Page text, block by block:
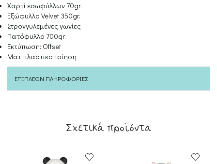
Χαρτί εσωφύλλων 70gr.
Εξώφυλλο Velvet 350gr.
Στρογγυλεμένες γωνίες
Πατόφυλλο 700gr.
Εκτύπωση: Offset
Ματ πλαστικοποίηση
ΕΠΙΠΛΈΟΝ ΠΛΗΡΟΦΟΡΊΕΣ
Σχετικά προϊόντα